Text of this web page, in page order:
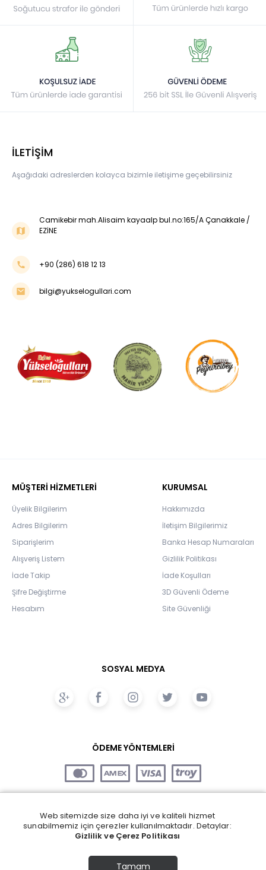
İLETİŞİM
Aşağıdaki adreslerden kolayca bizimle iletişime geçebilirsiniz
Camikebir mah.Alisaim kayaalp bul.no:165/A Çanakkale /
EZİNE
+90 (286) 618 12 13
bilgi@yukselogullari.com
MÜŞTERİ HİZMETLERİ
Üyelik Bilgilerim
Adres Bilgilerim
Siparişlerim
Alışveriş Listem
İade Takip
Şifre Değiştirme
Hesabım
KURUMSAL
Hakkımızda
İletişim Bilgilerimiz
Banka Hesap Numaraları
Gizlilik Politikası
İade Koşulları
3D Güvenli Ödeme
Site Güvenliği
SOSYAL MEDYA
ÖDEME YÖNTEMLERİ
Web sitemizde size daha iyi ve kaliteli hizmet
sunabilmemiz için çerezler kullanılmaktadır. Detaylar:
Gizlilik ve Çerez Politikası
Tamam